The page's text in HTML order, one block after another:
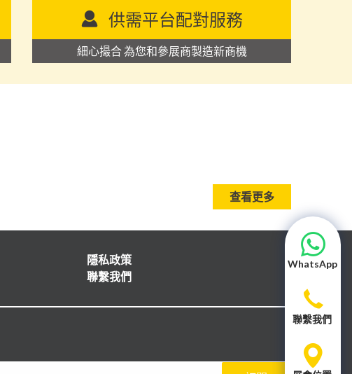
供需平台配對服務
細心撮合 為您和參展商製造新商機
查看更多
隱私政策
聯繫我們
WhatsApp
聯繫我們